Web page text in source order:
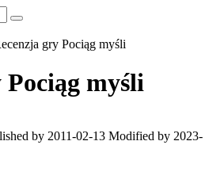
gry Pociąg myśli
Pociąg myśli
by 2011-02-13 Modified by 2023-